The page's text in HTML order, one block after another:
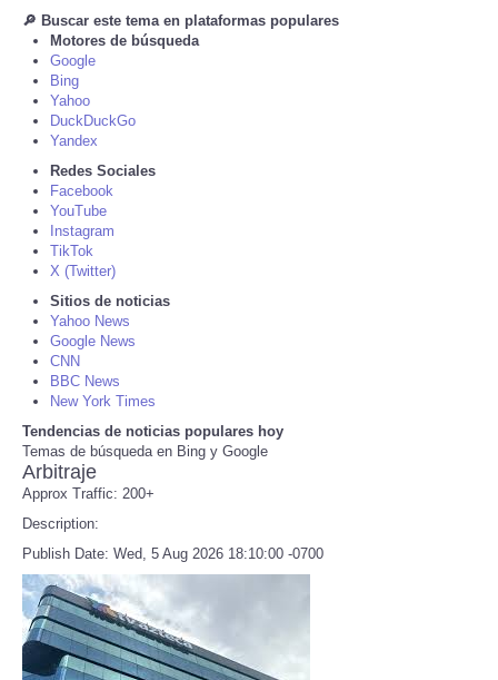
CARTOONS
CONTACT
SEARCH
SHOPPING
Daily Deals
RobinsPost Store
Refund Policy
🔎 Buscar este tema en plataformas populares
Motores de búsqueda
Google
Bing
Yahoo
DuckDuckGo
Yandex
Redes Sociales
Facebook
YouTube
Instagram
TikTok
X (Twitter)
Sitios de noticias
Yahoo News
Google News
CNN
BBC News
New York Times
Tendencias de noticias populares hoy
Temas de búsqueda en Bing y Google
Arbitraje
Approx Traffic: 200+
Description:
Publish Date: Wed, 5 Aug 2026 18:10:00 -0700